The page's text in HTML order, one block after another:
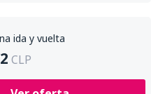
ida y vuelta
CLP